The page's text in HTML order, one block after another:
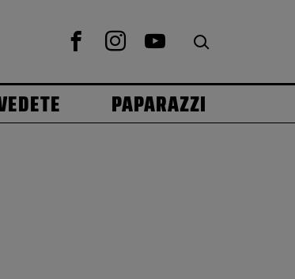
PAPARAZZI